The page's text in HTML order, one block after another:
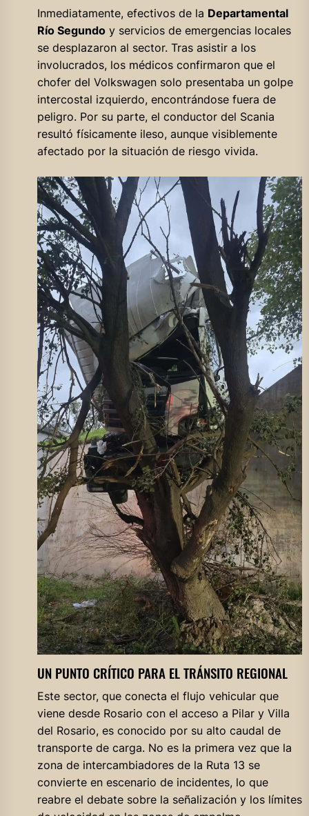
Inmediatamente, efectivos de la Departamental
Río Segundoy servicios de emergencias locales
se desplazaron al sector. Tras asistir a los
involucrados, los médicos confirmaron que el
chofer del Volkswagen solo presentaba un golpe
intercostal izquierdo, encontrándose fuera de
peligro. Por su parte, el conductor del Scania
resultó físicamente ileso, aunque visiblemente
afectado por la situación de riesgo vivida.
UN PUNTO CRÍTICO PARA EL TRÁNSITO REGIONAL
Este sector, que conecta el flujo vehicular que
viene desde Rosario con el acceso a Pilar y Villa
del Rosario, es conocido por su alto caudal de
transporte de carga. No es la primera vez que la
zona de intercambiadores de la Ruta 13 se
convierte en escenario de incidentes, lo que
reabre el debate sobre la señalización y los límites